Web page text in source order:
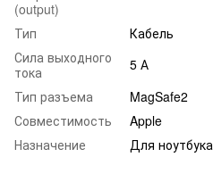
(output)
Тип
Кабель
Сила выходного
тока
5 А
Тип разъема
MagSafe2
Совместимость
Apple
Назначение
Для ноутбука